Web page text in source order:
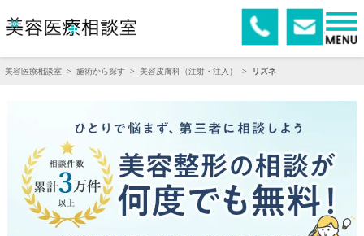
美容医療相談室 > 施術から探す > 美容皮膚科（注射・注入） > リズネ